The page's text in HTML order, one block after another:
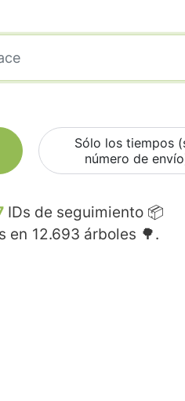
Sólo los tiempos
número de
IDs de seguimiento 📦
en 12.693 árboles 🌳.